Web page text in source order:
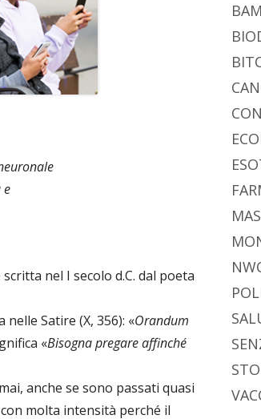
e
nel I secolo d.C. dal poeta
Satire (X, 356): «Orandum
«Bisogna pregare affinché
anche se sono passati quasi
molta intensità perché il